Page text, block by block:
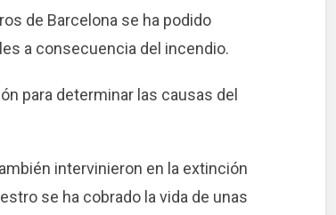
de Barcelona se ha podido
a consecuencia del incendio.
para determinar las causas del
intervinieron en la extinción
se ha cobrado la vida de unas